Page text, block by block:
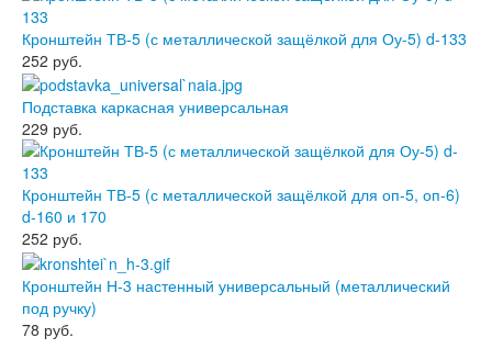
Кронштейн ТВ-5 (с металлической защёлкой для Оу-5) d-133
252 руб.
Подставка каркасная универсальная
229 руб.
Кронштейн ТВ-5 (с металлической защёлкой для оп-5, оп-6)
d-160 и 170
252 руб.
Кронштейн Н-3 настенный универсальный (металлический
под ручку)
78 руб.